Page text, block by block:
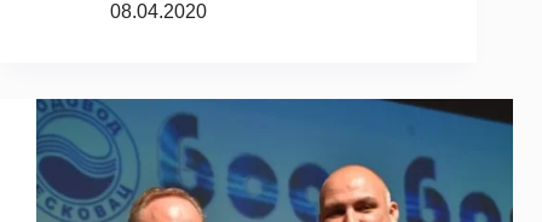
08.04.2020